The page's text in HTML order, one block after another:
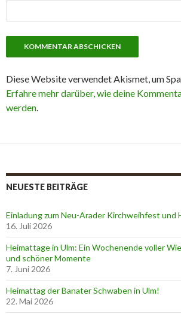
Diese Website verwendet Akismet, um
Erfahre mehr darüber, wie deine
werden.
NEUESTE BEITRÄGE
Einladung zum Neu-Arader Kirchweihfest
16. Juli 2026
Heimattage in Ulm: Ein Wochenende voller
und schöner Momente
7. Juni 2026
Heimattag der Banater Schwaben in Ulm!
22. Mai 2026